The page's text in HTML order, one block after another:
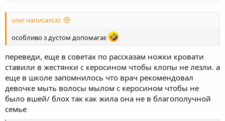
user написал(а):
особливо з дустом допомагає
переведи, еще в советах по рассказам ножки кровати
ставили в жестянки с керосином чтобы клопы не лезли. а
еще в школе запомнилось что врач рекомендовал
девочке мыть волосы мылом с керосином чтобы не
было вшей/ блох так как жила она не в благополучной
семье